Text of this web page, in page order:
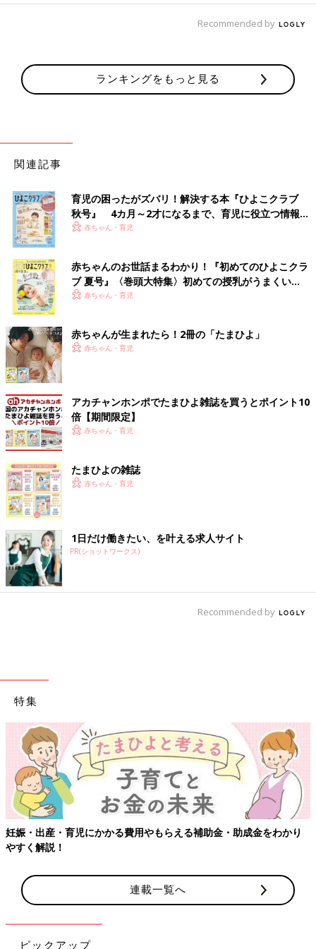
Recommended by
ランキングをもっと見る
関連記事
育児の困ったがズバリ！解決する本『ひよこクラブ
秋号』 4カ月～2才になるまで、育児に役立つ情報が
いっぱい！
赤ちゃん・育児
赤ちゃんのお世話まるわかり！『初めてのひよこクラ
ブ 夏号』〈巻頭大特集〉初めての授乳がうまくい
く！ おっぱい・ミルクの基本と夏のトラブル 解決テ
赤ちゃん・育児
赤ちゃんが生まれたら！2冊の「たまひよ」
赤ちゃん・育児
アカチャンホンポでたまひよ雑誌を買うとポイント10
倍【期間限定】
赤ちゃん・育児
たまひよの雑誌
赤ちゃん・育児
1日だけ働きたい、を叶える求人サイト
PR(ショットワークス)
Recommended by
特集
妊娠・出産・育児にかかる費用やもらえる補助金・助成金をわかり
やすく解説！
連載一覧へ
ピックアップ